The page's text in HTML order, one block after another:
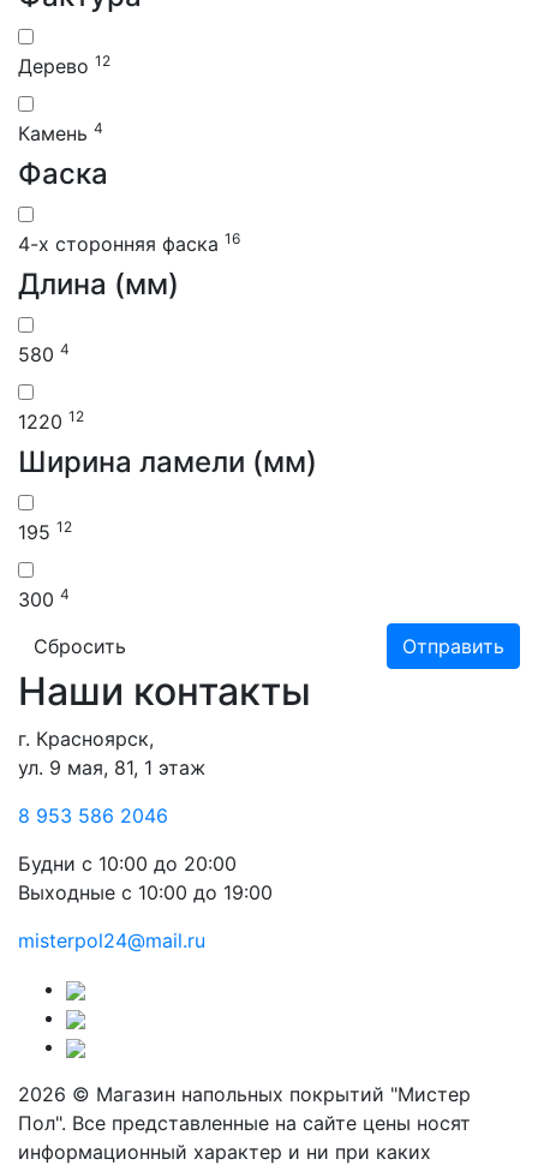
Дерево 12
Камень 4
Фаска
4-х сторонняя фаска 16
Длина (мм)
580 4
1220 12
Ширина ламели (мм)
195 12
300 4
Сбросить Отправить
Наши контакты
г. Красноярск,
ул. 9 мая, 81, 1 этаж
8 953 586 2046
Будни с 10:00 до 20:00
Выходные с 10:00 до 19:00
misterpol24@mail.ru
2026 © Магазин напольных покрытий "Мистер
Пол". Все представленные на сайте цены носят
информационный характер и ни при каких